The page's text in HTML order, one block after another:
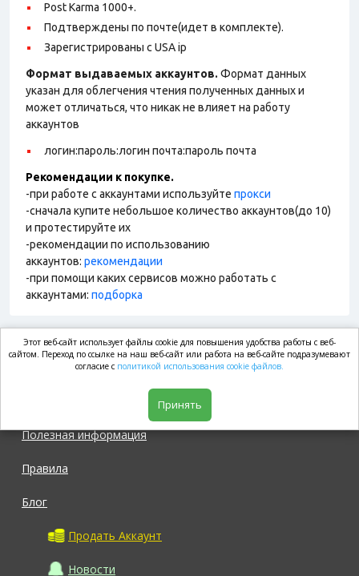
Post Karma 1000+.
Подтверждены по почте(идет в комплекте).
Зарегистрированы с USA ip
Формат выдаваемых аккаунтов. Формат данных
указан для облегчения чтения полученных данных и
может отличаться, что никак не влияет на работу
аккаунтов
логин:пароль:логин почта:пароль почта
Рекомендации к покупке.
-при работе с аккаунтами используйте прокси
-сначала купите небольшое количество аккаунтов(до 10)
и протестируйте их
-рекомендации по использованию
аккаунтов: рекомендации
-при помощи каких сервисов можно работать с
аккаунтами: подборка
market.com
Полезная информация
Правила
Блог
Продать Аккаунт
Новости
Этот веб-сайт использует файлы cookie для повышения удобства работы с веб-
сайтом. Переход по ссылке на наш веб-сайт или работа на веб-сайте подразумевают
согласие с политикой использования cookie файлов.
Принять